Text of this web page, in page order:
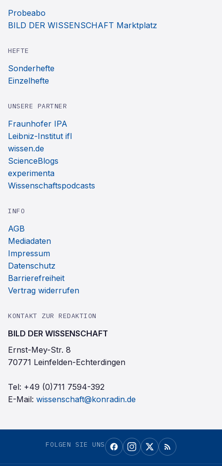
Probeabo
BILD DER WISSENSCHAFT Marktplatz
HEFTE
Sonderhefte
Einzelhefte
UNSERE PARTNER
Fraunhofer IPA
Leibniz-Institut ifl
wissen.de
ScienceBlogs
experimenta
Wissenschaftspodcasts
INFO
AGB
Mediadaten
Impressum
Datenschutz
Barrierefreiheit
Vertrag widerrufen
KONTAKT ZUR REDAKTION
BILD DER WISSENSCHAFT
Ernst-Mey-Str. 8
70771 Leinfelden-Echterdingen
Tel: +49 (0)711 7594-392
E-Mail: wissenschaft@konradin.de
FOLGEN SIE UNS